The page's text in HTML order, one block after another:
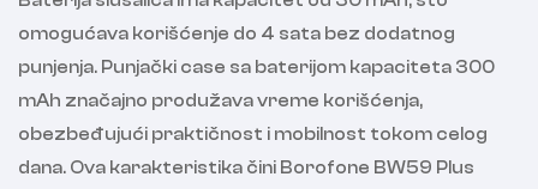
omogućava korišćenje do 4 sata bez dodatnog
punjenja. Punjački case sa baterijom kapaciteta 300
mAh značajno produžava vreme korišćenja,
obezbeđujući praktičnost i mobilnost tokom celog
dana. Ova karakteristika čini Borofone BW59 Plus